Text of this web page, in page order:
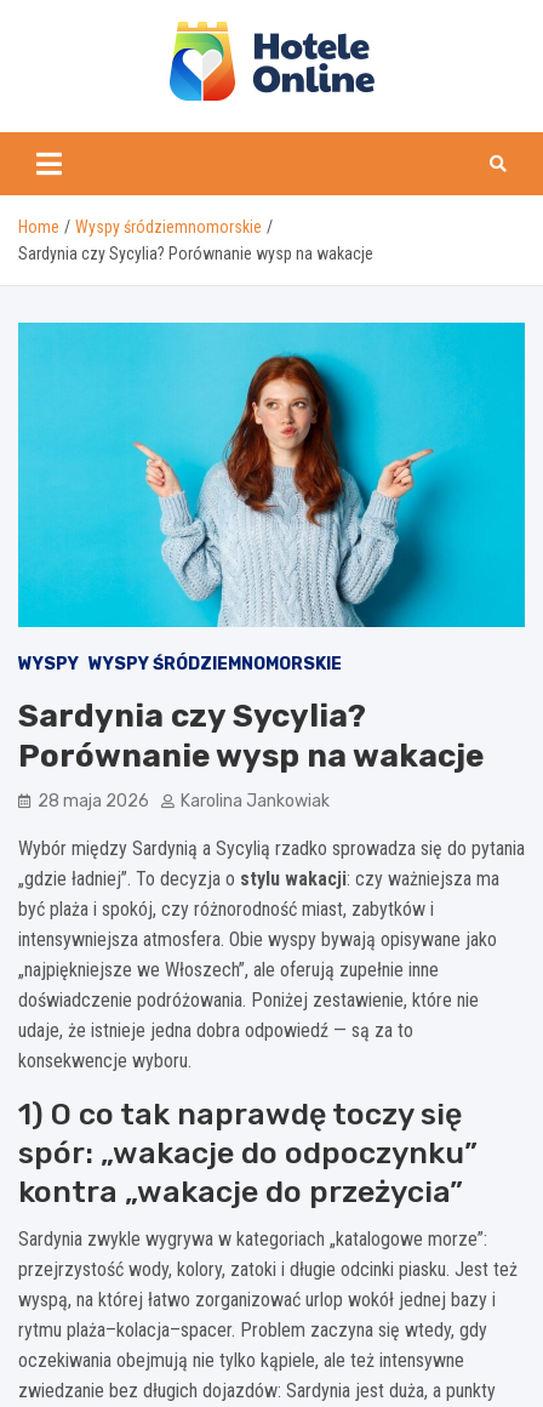
Home
Wyspy śródziemnomorskie
Sardynia czy Sycylia? Porównanie wysp na wakacje
WYSPY WYSPY ŚRÓDZIEMNOMORSKIE
Sardynia czy Sycylia?
Porównanie wysp na wakacje
28 maja 2026 Karolina Jankowiak
Wybór między Sardynią a Sycylią rzadko sprowadza się do pytania
„gdzie ładniej”. To decyzja o stylu wakacji: czy ważniejsza ma
być plaża i spokój, czy różnorodność miast, zabytków i
intensywniejsza atmosfera. Obie wyspy bywają opisywane jako
„najpiękniejsze we Włoszech”, ale oferują zupełnie inne
doświadczenie podróżowania. Poniżej zestawienie, które nie
udaje, że istnieje jedna dobra odpowiedź — są za to
konsekwencje wyboru.
1) O co tak naprawdę toczy się
spór: „wakacje do odpoczynku”
kontra „wakacje do przeżycia”
Sardynia zwykle wygrywa w kategoriach „katalogowe morze”:
przejrzystość wody, kolory, zatoki i długie odcinki piasku. Jest też
wyspą, na której łatwo zorganizować urlop wokół jednej bazy i
rytmu plaża–kolacja–spacer. Problem zaczyna się wtedy, gdy
oczekiwania obejmują nie tylko kąpiele, ale też intensywne
zwiedzanie bez długich dojazdów: Sardynia jest duża, a punkty